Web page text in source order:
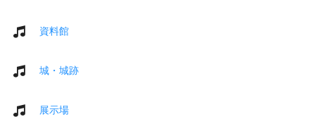
資料館
城・城跡
展示場